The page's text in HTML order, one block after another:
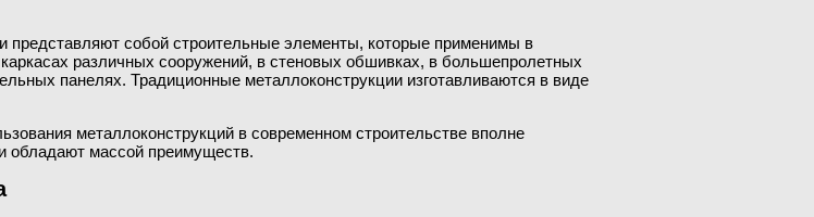
представляют собой строительные элементы, которые применимы в
различных сооружений, в стеновых обшивках, в большепролетных
панелях. Традиционные металлоконструкции изготавливаются в виде
металлоконструкций в современном строительстве вполне
обладают массой преимуществ.